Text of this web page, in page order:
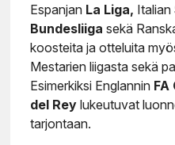
Espanjan La Liga, Italian
Bundesliigasekä
koosteita ja otteluita
Mestarien liigasta sekä
Esimerkiksi Englannin FA
del Reylukeutuvat
tarjontaan.